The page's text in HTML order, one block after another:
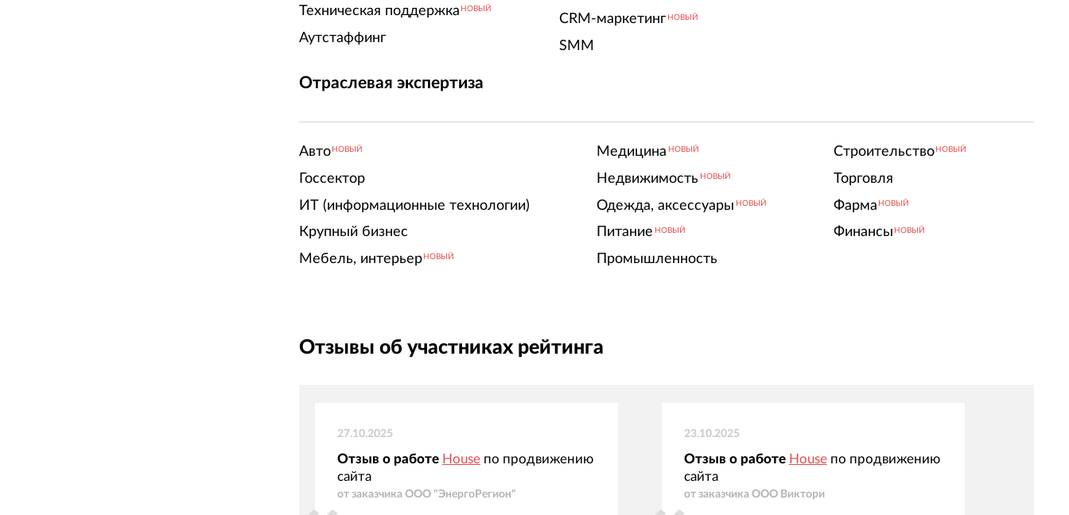
Техническая поддержка НОВЫЙ
Аутстаффинг
CRM-маркетинг НОВЫЙ
SMM
Отраслевая экспертиза
Авто НОВЫЙ
Госсектор
ИТ (информационные технологии)
Крупный бизнес
Мебель, интерьер НОВЫЙ
Медицина НОВЫЙ
Недвижимость НОВЫЙ
Одежда, аксессуары НОВЫЙ
Питание НОВЫЙ
Промышленность
Строительство НОВЫЙ
Торговля
Фарма НОВЫЙ
Финансы НОВЫЙ
Отзывы об участниках рейтинга
27.10.2025
Отзыв о работе Houseпо продвижению
сайта
от заказчика ООО "ЭнергоРегион"
23.10.2025
Отзыв о работе Houseпо продвижению
сайта
от заказчика ООО Виктори